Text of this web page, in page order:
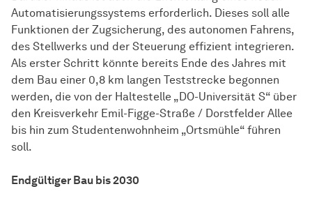
Automatisierungssystems erforderlich. Dieses soll alle
Funktionen der Zugsicherung, des autonomen Fahrens,
des Stellwerks und der Steuerung effizient integrieren.
Als erster Schritt könnte bereits Ende des Jahres mit
dem Bau einer 0,8 km langen Teststrecke begonnen
werden, die von der Haltestelle „DO-Universität S“ über
den Kreisverkehr Emil-Figge-Straße / Dorstfelder Allee
bis hin zum Studentenwohnheim „Ortsmühle“ führen
soll.
Endgültiger Bau bis 2030